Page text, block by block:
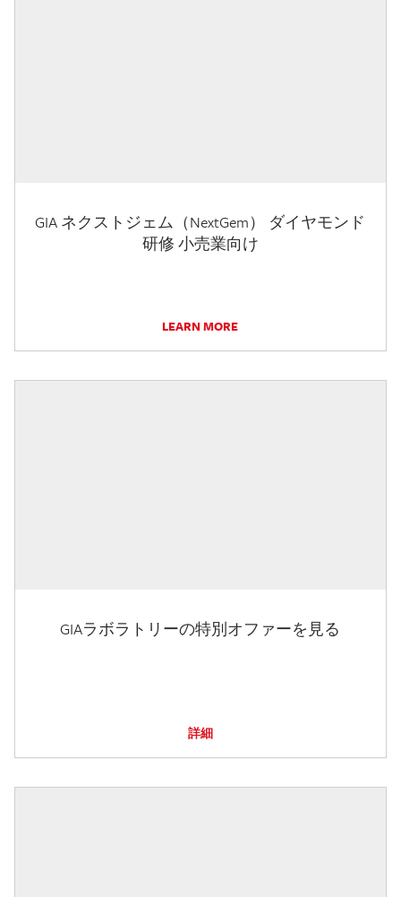
GIA ネクストジェム（NextGem） ダイヤモンド
研修 小売業向け
LEARN MORE
GIAラボラトリーの特別オファーを見る
詳細